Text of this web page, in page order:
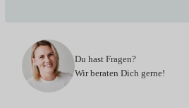
Du hast Fragen?
Wir beraten Dich gerne!